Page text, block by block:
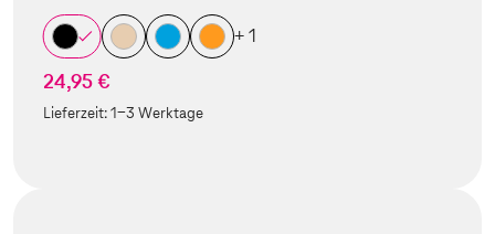
+ 1
24,95 €
Lieferzeit:1-3 Werktage